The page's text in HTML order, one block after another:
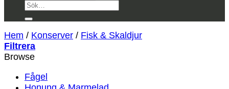
Sök
Hem / Konserver / Fisk & Skaldjur
Filtrera
Browse
Fågel